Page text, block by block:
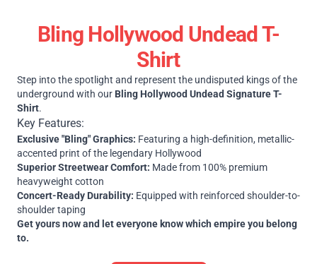
Bling Hollywood Undead T-
Shirt
Step into the spotlight and represent the undisputed kings of the
underground with our Bling Hollywood Undead Signature T-
Shirt.
Key Features:
Exclusive "Bling" Graphics: Featuring a high-definition, metallic-
accented print of the legendary Hollywood
Superior Streetwear Comfort: Made from 100% premium
heavyweight cotton
Concert-Ready Durability: Equipped with reinforced shoulder-to-
shoulder taping
Get yours now and let everyone know which empire you belong
to.